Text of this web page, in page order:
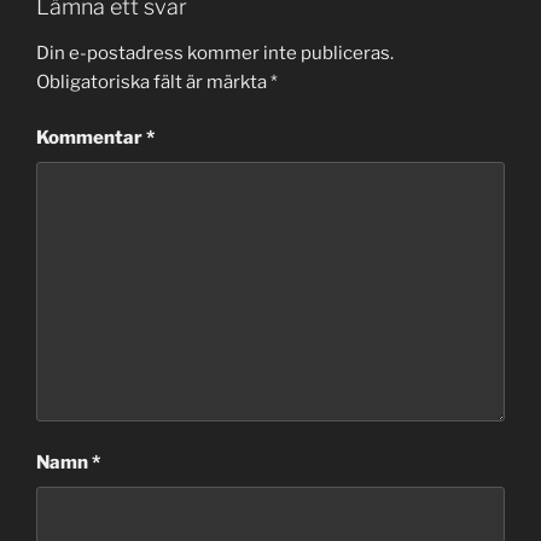
Lämna ett svar
Din e-postadress kommer inte publiceras.
Obligatoriska fält är märkta*
Kommentar*
Namn*